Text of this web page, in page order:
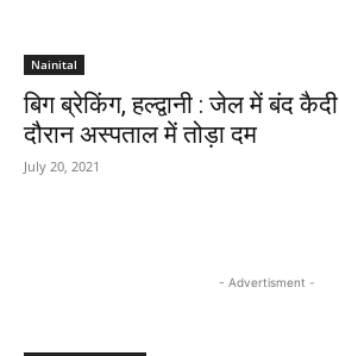
Nainital
बिग ब्रेकिंग, हल्द्वानी : जेल में बंद
दौरान अस्पताल में तोड़ा दम
July 20, 2021
- Advertisment -